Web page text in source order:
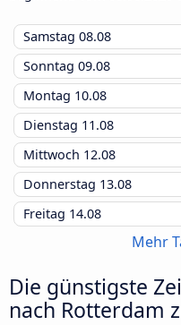
Samstag 08.08
Sonntag 09.08
Montag 10.08
Dienstag 11.08
Mittwoch 12.08
Donnerstag 13.08
Freitag 14.08
Mehr
Die günstigste
nach Rotterdam